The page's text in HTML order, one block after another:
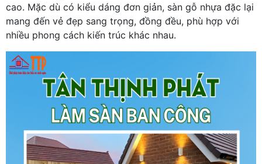
cao. Mặc dù có kiểu dáng đơn giản, sàn gỗ nhựa đặc lại
mang đến vẻ đẹp sang trọng, đồng đều, phù hợp với
nhiều phong cách kiến trúc khác nhau.